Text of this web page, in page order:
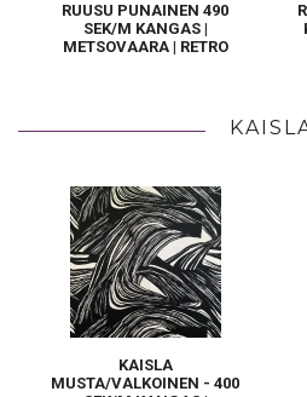
RUUSU PUNAINEN 490
SEK/M KANGAS |
METSOVAARA | RETRO
KAISLA
MUSTA/VALKOINEN - 400